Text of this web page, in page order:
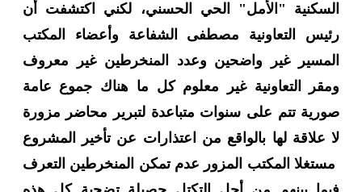
السكنية " الأمل"
الحي الحسني، لكني اكتشفت أن
رئيس التعاونية مصطفى الشفاعة وأعضاء المكتب
المسير غير واضحين وعدد المنخرطين غير معروف
ومقر التعاونية غير معلوم كل ما هناك جموع عامة
صورية تتم على سنوات متباعدة لتبرير محاضر مزورة
لا علاقة لها بالواقع من اعتذارات عن تأخير المشروع
مستغلا المكتب المزور عدم تمكن المنخرطين التعرف